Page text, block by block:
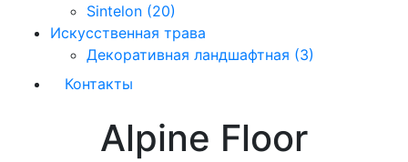
Sintelon (20)
Искусственная трава
Декоративная ландшафтная (3)
Контакты
Alpine Floor